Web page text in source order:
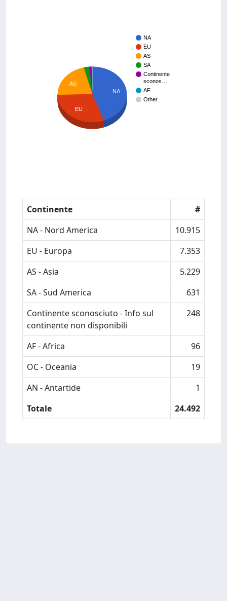
NA
EU
AS
SA
Continente
sconos…
AF
Other
NA
AS
EU
Continente
#
NA - Nord America
10.915
EU - Europa
7.353
AS - Asia
5.229
SA - Sud America
631
Continente sconosciuto - Info sul
continente non disponibili
248
AF - Africa
96
OC - Oceania
19
AN - Antartide
1
Totale
24.492